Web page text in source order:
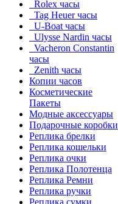
Rolex часы
Tag Heuer часы
U-Boat часы
Ulysse Nardin часы
Vacheron Constantin
часы
Zenith часы
Копии часов
Косметические
Пакеты
Модные аксессуары
Подарочные коробки
Реплика брелки
Реплика кошельки
Реплика очки
Реплика Полотенца
Реплика Ремни
Реплика ручки